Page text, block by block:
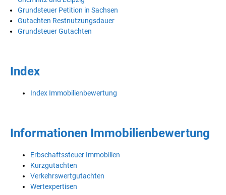
Grundsteuer Petition in Sachsen
Gutachten Restnutzungsdauer
Grundsteuer Gutachten
Index
Index Immobilienbewertung
Informationen Immobilienbewertung
Erbschaftssteuer Immobilien
Kurzgutachten
Verkehrswertgutachten
Wertexpertisen